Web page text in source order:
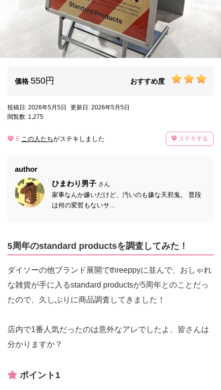
価格 550円 おすすめ度
投稿日: 2026年5月5日
更新日: 2026年5月5日
閲覧数: 1,275
6 この人たちがステキしました ステキする
author
ひまわり男子 さん
家事なんか嫌いだけど、汚いのも嫌な天邪鬼。 普段
は何の変哲もないサ...
5周年のstandard productsを調査してみた！
ダイソーの他ブランド展開でthreeppyに並んで、おしゃれ
な雑貨が手に入るstandard productsが5周年とのことだっ
たので、久しぶりに商品調査してきました！
店内で1番人気だったのは意外なアレでしたよ、皆さんは
分かりますか？
ポイント1